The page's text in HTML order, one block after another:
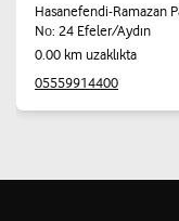
Hasanefendi-Ramazan
No: 24 Efeler/Aydın
0.00 km uzaklıkta
05559914400